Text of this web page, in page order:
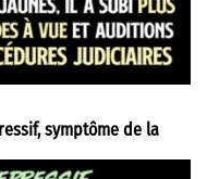
symptôme de la